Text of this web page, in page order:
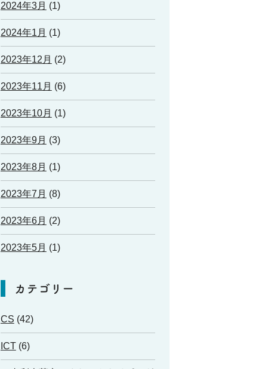
2024年3月 (1)
2024年1月 (1)
2023年12月 (2)
2023年11月 (6)
2023年10月 (1)
2023年9月 (3)
2023年8月 (1)
2023年7月 (8)
2023年6月 (2)
2023年5月 (1)
カテゴリー
CS (42)
ICT(6)